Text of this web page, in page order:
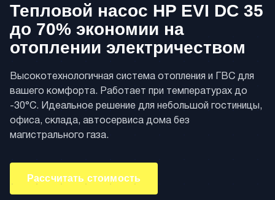
Тепловой насос HP EVI DC 35
до 70% экономии на
отоплении электричеством
Высокотехнологичная система отопления и ГВС для
вашего комфорта. Работает при температурах до
-30°C. Идеальное решение для небольшой гостиницы,
офиса, склада, автосервиса дома без
магистрального газа.
Рассчитать стоимость